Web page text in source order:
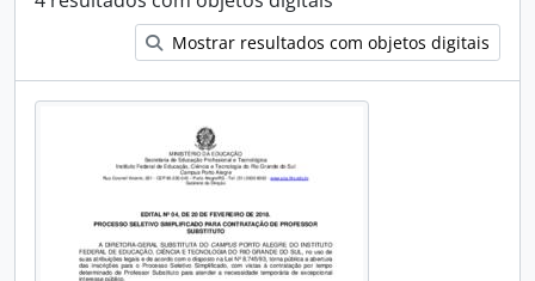
Mostrar resultados com objetos digitais